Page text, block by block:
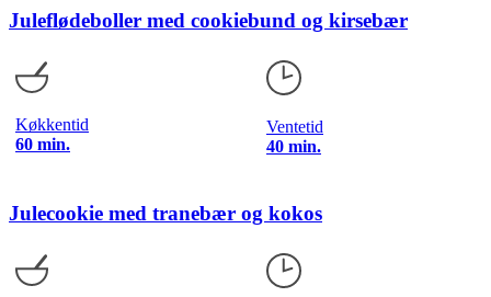
Juleflødeboller med cookiebund og kirsebær
Køkkentid
60 min.
Ventetid
40 min.
Julecookie med tranebær og kokos